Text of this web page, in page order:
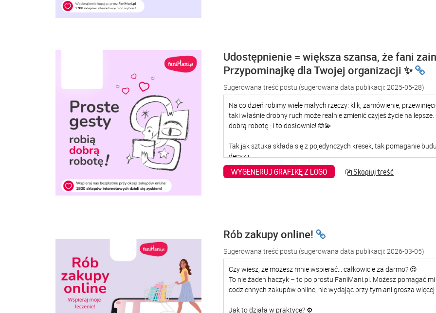
Udostępnienie = większa szansa, że fani
Przypominajkę dla Twojej organizacji ✨
Sugerowana treść postu (sugerowana data publikacji: 2025-05-28)
WYGENERUJ GRAFIKĘ Z LOGO Skopiuj treść
Rób zakupy online!
Sugerowana treść postu (sugerowana data publikacji: 2026-03-05)